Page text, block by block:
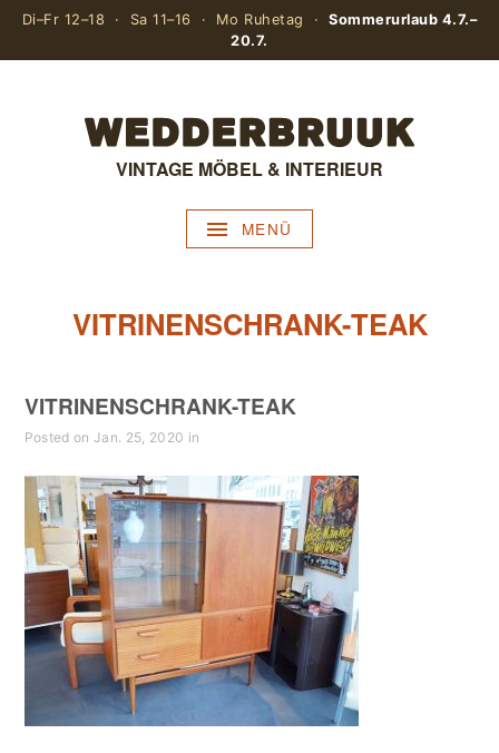
Di–Fr 12–18 · Sa 11–16 · Mo Ruhetag ·Sommerurlaub 4.7.–
20.7.
VINTAGE MÖBEL & INTERIEUR
MENÜ
VITRINENSCHRANK-TEAK
VITRINENSCHRANK-TEAK
Posted on Jan. 25, 2020 in